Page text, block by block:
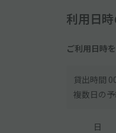
利用日
ご利用日時
貸出時間
複数日の
日